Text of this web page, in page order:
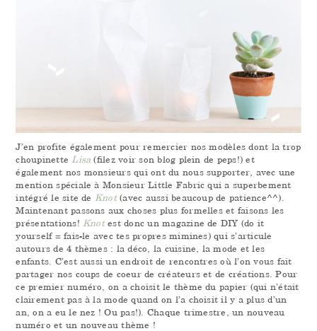
J’en profite également pour remercier nos modèles dont la trop
choupinette Lisa (filez voir son blog plein de peps!) et
également nos monsieurs qui ont du nous supporter, avec une
mention spéciale à Monsieur Little Fabric qui a superbement
intégré le site de Knot(avec aussi beaucoup de patience^^).
Maintenant passons aux choses plus formelles et faisons les
présentations! Knotest donc un magazine de DIY (do it
yourself = fais-le avec tes propres mimines) qui s’articule
autours de 4 thèmes : la déco, la cuisine, la mode et les
enfants. C’est aussi un endroit de rencontres où l’on vous fait
partager nos coups de coeur de créateurs et de créations. Pour
ce premier numéro, on a choisit le thème du papier (qui n’était
clairement pas à la mode quand on l’a choisit il y a plus d’un
an, on a eu le nez ! Ou pas!). Chaque trimestre, un nouveau
numéro et un nouveau thème !